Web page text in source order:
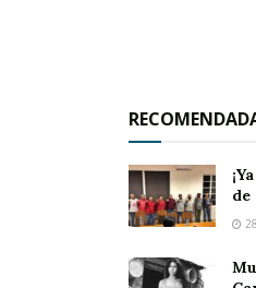
Jala prepara a las
Jala para organizar el
de